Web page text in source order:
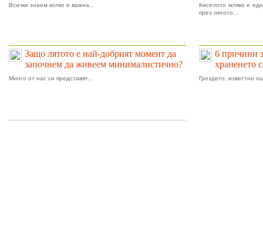
Всички знаем колко е важна...
Киселото мляко е
през лятото...
Защо лятото е най-добрият момент да
започнем да живеем минималистично?
Много от нас си представят...
6 причини
храненето
Гроздето, известно